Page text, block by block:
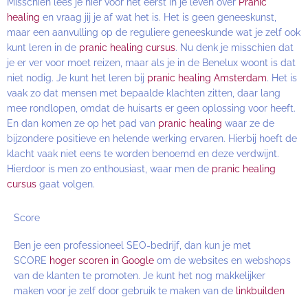
healing en vraag jij je af wat het is. Het is geen geneeskunst,
maar een aanvulling op de reguliere geneeskunde wat je zelf ook
kunt leren in de pranic healing cursus. Nu denk je misschien dat
je er ver voor moet reizen, maar als je in de Benelux woont is dat
niet nodig. Je kunt het leren bij pranic healing Amsterdam. Het is
vaak zo dat mensen met bepaalde klachten zitten, daar lang
mee rondlopen, omdat de huisarts er geen oplossing voor heeft.
En dan komen ze op het pad van pranic healing waar ze de
bijzondere positieve en helende werking ervaren. Hierbij hoeft de
klacht vaak niet eens te worden benoemd en deze verdwijnt.
Hierdoor is men zo enthousiast, waar men de pranic healing
cursus gaat volgen.
Score
Ben je een professioneel SEO-bedrijf, dan kun je met
SCORE hoger scoren in Google om de websites en webshops
van de klanten te promoten. Je kunt het nog makkelijker
maken voor je zelf door gebruik te maken van de linkbuilden